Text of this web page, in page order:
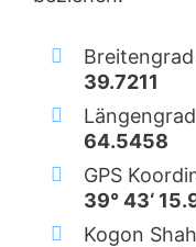
39.7211
64.5458
GPS
39° 43‘
Kogon